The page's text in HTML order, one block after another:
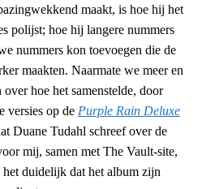
maakt, is hoe hij het
polijst; hoe hij langere nummers
nummers kon toevoegen die de
maakten. Naarmate we meer en
hoe het samenstelde, door
versies op de Purple Rain Deluxe
Duane Tudahl schreef over de
mij, samen met The Vault-site,
duidelijk dat het album zijn